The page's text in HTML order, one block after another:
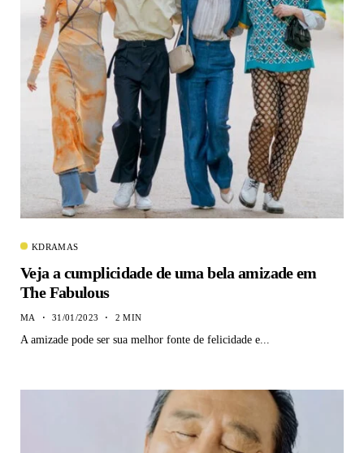
KDRAMAS
Veja a cumplicidade de uma bela amizade em
The Fabulous
MA 31/01/2023 2 MIN
A amizade pode ser sua melhor fonte de felicidade e...